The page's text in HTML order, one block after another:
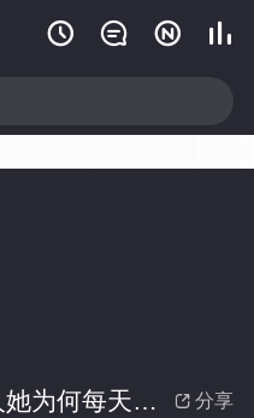
   
 分享
少夫人她为何每天那样(全集)